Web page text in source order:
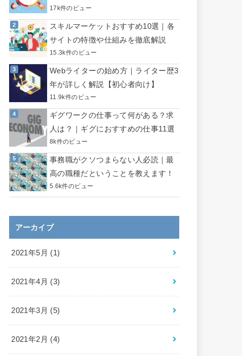
17k件のビュー
スキルマーケットおすすめ10選｜各
サイトの特徴や仕組みを徹底解説
15.3k件のビュー
Webライターの始め方｜ライター歴3
年が詳しく解説【初心者向け】
11.9k件のビュー
ギグワークの仕事って何がある？求
人は？｜ギグにおすすめの仕事11選
8k件のビュー
事務職がクソつまらない人必読｜最
高の職種だということを教えます！
5.6k件のビュー
アーカイブ
2021年5月 (1)
2021年4月 (3)
2021年3月 (5)
2021年2月 (4)